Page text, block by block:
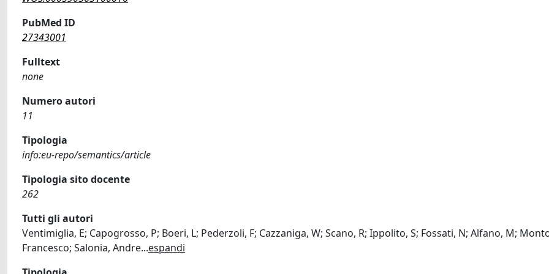
PubMed ID
27343001
Fulltext
none
Numero autori
11
Tipologia
info:eu-repo/semantics/article
Tipologia sito docente
262
Tutti gli autori
Ventimiglia, E; Capogrosso, P; Boeri, L; Pederzoli, F; Cazzaniga, W; Scano, R; Ippolito, S; Fossati, N; Alfano, M;
Francesco; Salonia, Andre...espandi